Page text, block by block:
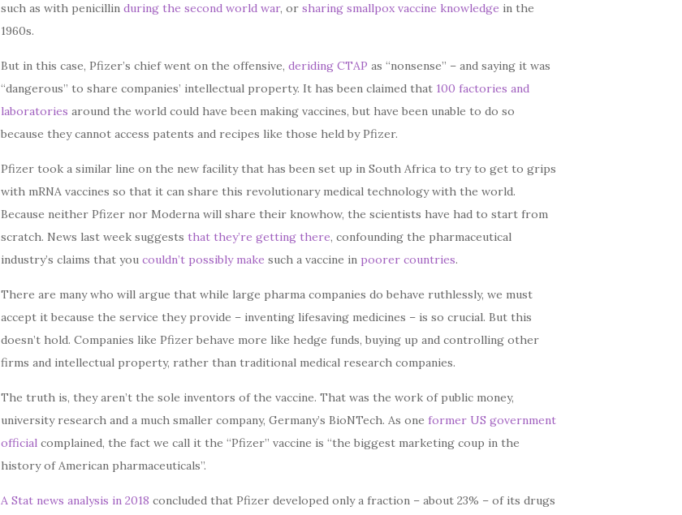
such as with penicillinduring the second world war, orsharing smallpox vaccine knowledge in the
1960s.
But in this case, Pfizer’s chief went on the offensive,deriding CTAP as “nonsense” – and saying it was
“dangerous” to share companies’ intellectual property. It has been claimed that 100 factories and
laboratories around the world could have been making vaccines, but have been unable to do so
because they cannot access patents and recipes like those held by Pfizer.
Pfizer took a similar line on the new facility that has been set up in South Africa to try to get to grips
with mRNA vaccines so that it can share this revolutionary medical technology with the world.
Because neither Pfizer nor Moderna will share their knowhow, the scientists have had to start from
scratch. News last week suggeststhat they’re getting there, confounding the pharmaceutical
industry’s claims that youcouldn’t possibly make such a vaccine in poorer countries.
There are many who will argue that while large pharma companies do behave ruthlessly, we must
accept it because the service they provide – inventing lifesaving medicines – is so crucial. But this
doesn’t hold. Companies like Pfizer behave more like hedge funds, buying up and controlling other
firms and intellectual property, rather than traditional medical research companies.
The truth is, they aren’t the sole inventors of the vaccine. That was the work of public money,
university research and a much smaller company, Germany’s BioNTech. As oneformer US government
official complained, the fact we call it the “Pfizer” vaccine is “the biggest marketing coup in the
history of American pharmaceuticals”.
A Stat news analysis in 2018 concluded that Pfizer developed only a fraction – about 23% – of its drugs